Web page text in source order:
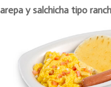
arepa y salchicha tipo